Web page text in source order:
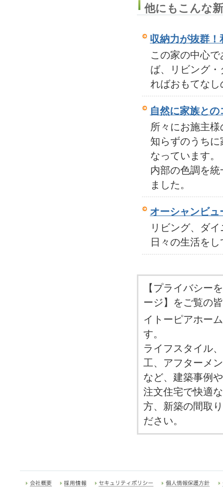
他にもこんな
収納力が抜群
この家の中心
ば、リビング
ればおもてな
自然に家族と
所々にお施主
知らずのうち
なっています。
内部の色調を
ました。
オーシャンビュ
リビング、ダ
日々の生活を
【プライバシー
ージ】をご覧の
イトーピアホー
す。
ライフスタイル
工、アフターメ
など、建築事例
注文住宅で快適
方、新築の間取
ださい。